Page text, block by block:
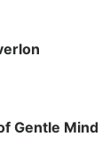
Gentle Mind